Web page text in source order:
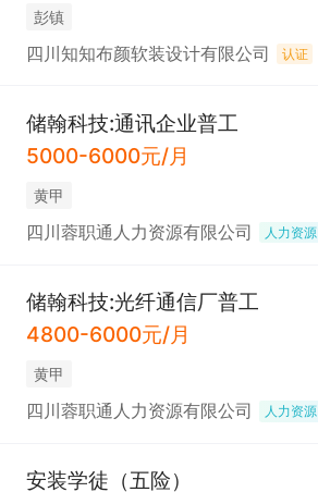
彭镇
四川知知布颜软装设计有限公司 认证
储翰科技:通讯企业普工
5000-6000元/月
黄甲
四川蓉职通人力资源有限公司 人力资源
储翰科技:光纤通信厂普工
4800-6000元/月
黄甲
四川蓉职通人力资源有限公司 人力资源
安装学徒（五险）